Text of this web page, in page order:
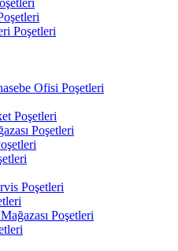
Poşetleri
Ofisi Poşetleri
Poşetleri
Poşetleri
Poşetleri
Poşetleri